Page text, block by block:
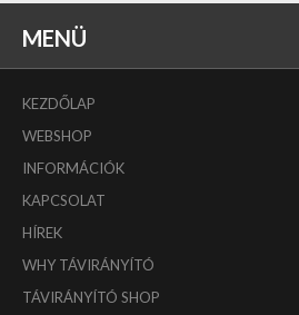
MENÜ
KEZDŐLAP
WEBSHOP
INFORMÁCIÓK
KAPCSOLAT
HÍREK
WHY TÁVIRÁNYÍTÓ
TÁVIRÁNYÍTÓ SHOP